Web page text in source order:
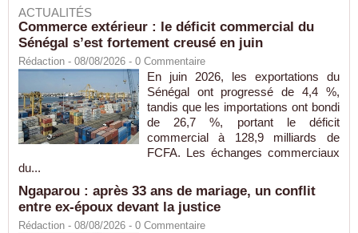
ACTUALITÉS
Commerce extérieur : le déficit commercial du
Sénégal s’est fortement creusé en juin
Rédaction - 08/08/2026 - 0 Commentaire
En juin 2026, les exportations du
Sénégal ont progressé de 4,4 %,
tandis que les importations ont bondi
de 26,7 %, portant le déficit
commercial à 128,9 milliards de
FCFA. Les échanges commerciaux
du...
Ngaparou : après 33 ans de mariage, un conflit
entre ex-époux devant la justice
Rédaction - 08/08/2026 - 0 Commentaire